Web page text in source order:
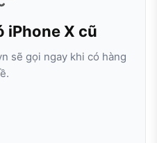
iPhone X cũ
sẽ gọi ngay khi có hàng